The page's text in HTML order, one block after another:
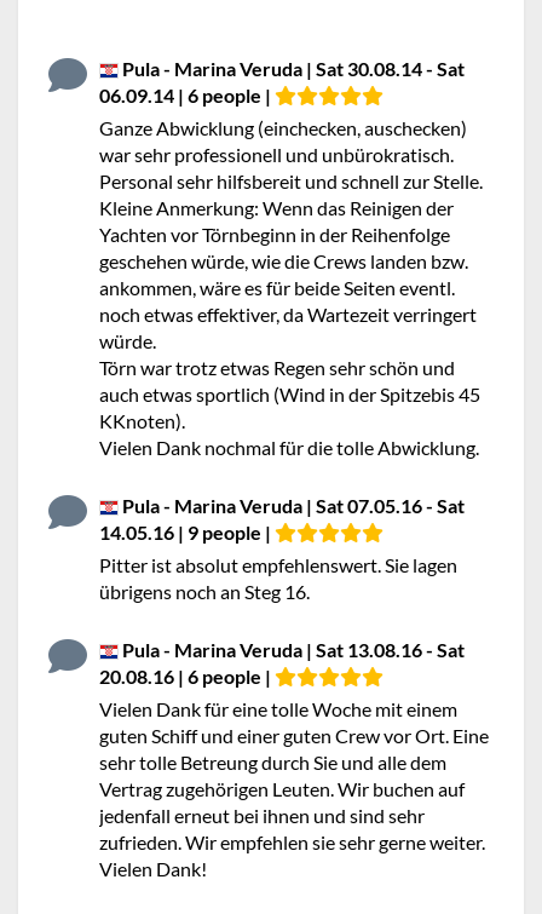
Pula - Marina Veruda | Sat 30.08.14 - Sat
06.09.14 | 6 people |
Ganze Abwicklung (einchecken, auschecken)
war sehr professionell und unbürokratisch.
Personal sehr hilfsbereit und schnell zur Stelle.
Kleine Anmerkung: Wenn das Reinigen der
Yachten vor Törnbeginn in der Reihenfolge
geschehen würde, wie die Crews landen bzw.
ankommen, wäre es für beide Seiten eventl.
noch etwas effektiver, da Wartezeit verringert
würde.
Törn war trotz etwas Regen sehr schön und
auch etwas sportlich (Wind in der Spitzebis 45
KKnoten).
Vielen Dank nochmal für die tolle Abwicklung.
Pula - Marina Veruda | Sat 07.05.16 - Sat
14.05.16 | 9 people |
Pitter ist absolut empfehlenswert. Sie lagen
übrigens noch an Steg 16.
Pula - Marina Veruda | Sat 13.08.16 - Sat
20.08.16 | 6 people |
Vielen Dank für eine tolle Woche mit einem
guten Schiff und einer guten Crew vor Ort. Eine
sehr tolle Betreung durch Sie und alle dem
Vertrag zugehörigen Leuten. Wir buchen auf
jedenfall erneut bei ihnen und sind sehr
zufrieden. Wir empfehlen sie sehr gerne weiter.
Vielen Dank!